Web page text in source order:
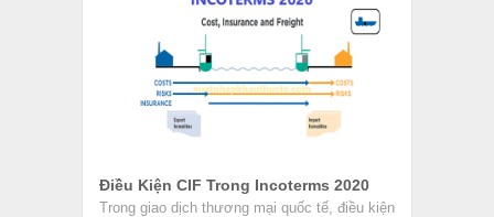
Điều Kiện CIF Trong Incoterms 2020
Trong giao dịch thương mại quốc tế, điều kiện